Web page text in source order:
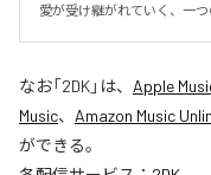
愛が受け継がれていく、一つ
なお「2DK」は、 Apple
Music、 Amazon Music
ができる。